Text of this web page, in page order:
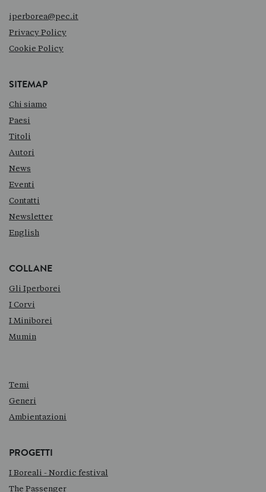
iperborea@pec.it
Privacy Policy
Cookie Policy
SITEMAP
Chi siamo
Paesi
Titoli
Autori
News
Eventi
Contatti
Newsletter
English
COLLANE
Gli Iperborei
I Corvi
I Miniborei
Mumin
Temi
Generi
Ambientazioni
PROGETTI
I Boreali - Nordic festival
The Passenger